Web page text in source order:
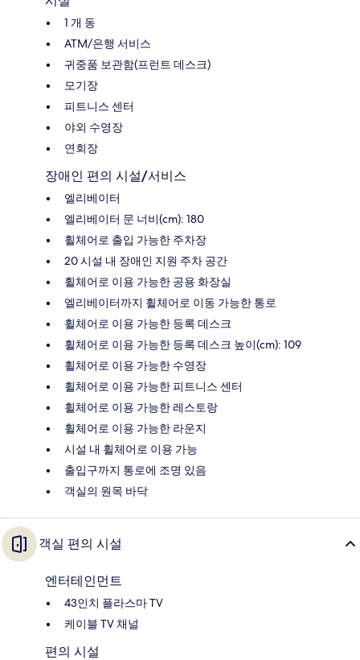
1 개 동
ATM/은행 서비스
귀중품 보관함(프런트 데스크)
모기장
피트니스 센터
야외 수영장
연회장
장애인 편의 시설/서비스
엘리베이터
엘리베이터 문 너비(cm): 180
휠체어로 출입 가능한 주차장
20 시설 내 장애인 지원 주차 공간
휠체어로 이용 가능한 공용 화장실
엘리베이터까지 휠체어로 이동 가능한 통로
휠체어로 이용 가능한 등록 데스크
휠체어로 이용 가능한 등록 데스크 높이(cm): 109
휠체어로 이용 가능한 수영장
휠체어로 이용 가능한 피트니스 센터
휠체어로 이용 가능한 레스토랑
휠체어로 이용 가능한 라운지
시설 내 휠체어로 이용 가능
출입구까지 통로에 조명 있음
객실의 원목 바닥
객실 편의 시설
엔터테인먼트
43인치 플라스마 TV
케이블 TV 채널
편의 시설